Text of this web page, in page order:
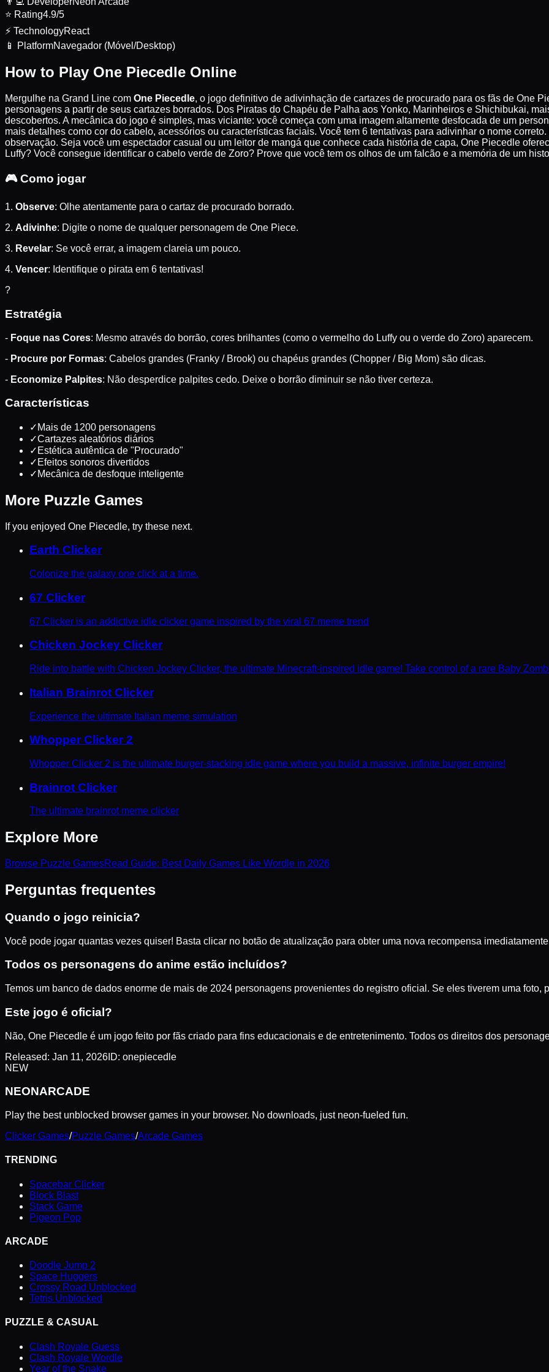
⭐ Rating4.9/5
⚡ TechnologyReact
📱
PlatformNavegador (Móvel/Desktop)
How to Play One Piecedle Online
Mergulhe na Grand Line com One Piecedle, o jogo definitivo de adivinhação de cartazes de procurado para os fãs de One
personagens a partir de seus cartazes borrados. Dos Piratas do Chapéu de Palha aos Yonko, Marinheiros e Shichibukai,
descobertos. A mecânica do jogo é simples, mas viciante: você começa com uma imagem altamente desfocada de um
mais detalhes como cor do cabelo, acessórios ou características faciais. Você tem 6 tentativas para adivinhar o nome
observação. Seja você um espectador casual ou um leitor de mangá que conhece cada história de capa, One Piecedle
Luffy? Você consegue identificar o cabelo verde de Zoro? Prove que você tem os olhos de um falcão e a memória de um
🎮 Como jogar
1. Observe: Olhe atentamente para o cartaz de procurado borrado.
2. Adivinhe: Digite o nome de qualquer personagem de One Piece.
3. Revelar: Se você errar, a imagem clareia um pouco.
4. Vencer: Identifique o pirata em 6 tentativas!
?
Estratégia
- Foque nas Cores: Mesmo através do borrão, cores brilhantes (como o vermelho do Luffy ou o verde do Zoro) aparecem.
- Procure por Formas: Cabelos grandes (Franky / Brook) ou chapéus grandes (Chopper / Big Mom) são dicas.
- Economize Palpites: Não desperdice palpites cedo. Deixe o borrão diminuir se não tiver certeza.
Características
✓ Mais de 1200 personagens
✓Cartazes aleatórios diários
✓ Estética autêntica de "Procurado"
✓ Efeitos sonoros divertidos
✓ Mecânica de desfoque inteligente
More Puzzle Games
If you enjoyed One Piecedle, try these next.
Earth Clicker
Colonize the galaxy one click at a time.
67 Clicker
67 Clicker is an addictive idle clicker game inspired by the viral 67 meme trend
Chicken Jockey Clicker
Ride into battle with Chicken Jockey Clicker, the ultimate Minecraft-inspired idle game! Take control of a rare Baby
Italian Brainrot Clicker
Experience the ultimate Italian meme simulation
Whopper Clicker 2
Whopper Clicker 2 is the ultimate burger-stacking idle game where you build a massive, infinite burger empire!
Brainrot Clicker
The ultimate brainrot meme clicker
Explore More
Browse Puzzle GamesRead Guide: Best Daily Games Like Wordle in 2026
Perguntas frequentes
Quando o jogo reinicia?
Você pode jogar quantas vezes quiser! Basta clicar no botão de atualização para obter uma nova recompensa
Todos os personagens do anime estão incluídos?
Temos um banco de dados enorme de mais de 2024 personagens provenientes do registro oficial. Se eles tiverem uma foto,
Este jogo é oficial?
Não, One Piecedle é um jogo feito por fãs criado para fins educacionais e de entretenimento. Todos os direitos dos
Released: Jan 11, 2026 ID: onepiecedle
NEW
NEONARCADE
Play the best unblocked browser games in your browser. No downloads, just neon-fueled fun.
Clicker Games/Puzzle Games/Arcade Games
TRENDING
Spacebar Clicker
Block Blast
Stack Game
Pigeon Pop
ARCADE
Doodle Jump 2
Space Huggers
Crossy Road Unblocked
Tetris Unblocked
PUZZLE & CASUAL
Clash Royale Guess
Clash Royale Wordle
Year of the Snake